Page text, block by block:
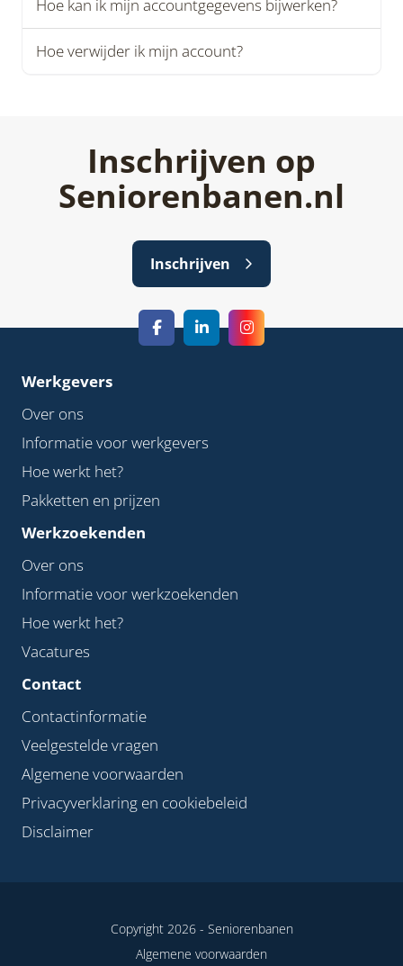
Hoe kan ik mijn accountgegevens bijwerken?
Hoe verwijder ik mijn account?
Inschrijven op
Seniorenbanen.nl
Inschrijven
Werkgevers
Over ons
Informatie voor werkgevers
Hoe werkt het?
Pakketten en prijzen
Werkzoekenden
Over ons
Informatie voor werkzoekenden
Hoe werkt het?
Vacatures
Contact
Contactinformatie
Veelgestelde vragen
Algemene voorwaarden
Privacyverklaring en cookiebeleid
Disclaimer
Copyright 2026 - Seniorenbanen
Algemene voorwaarden